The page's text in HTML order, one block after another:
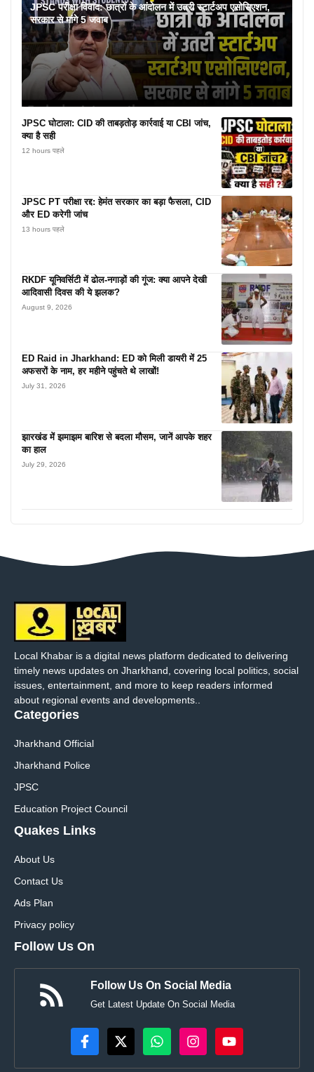
JPSC परीक्षा विवाद: छात्रों के आंदोलन में उतरी स्टार्टअप एसोसिएशन,
सरकार से मांगे 5 जवाब
JPSC घोटाला: CID की ताबड़तोड़ कार्रवाई या CBI जांच,
क्या है सही
12 hours पहले
JPSC PT परीक्षा रद्द: हेमंत सरकार का बड़ा फैसला, CID
और ED करेगी जांच
13 hours पहले
RKDF यूनिवर्सिटी में ढोल-नगाड़ों की गूंज: क्या आपने देखी
आदिवासी दिवस की ये झलक?
August 9, 2026
ED Raid in Jharkhand: ED को मिली डायरी में 25
अफसरों के नाम, हर महीने पहुंचते थे लाखों!
July 31, 2026
झारखंड में झमाझम बारिश से बदला मौसम, जानें आपके शहर
का हाल
July 29, 2026
Local Khabar is a digital news platform dedicated to delivering
timely news updates on Jharkhand, covering local politics, social
issues, entertainment, and more to keep readers informed
about regional events and developments..
Categories
Jharkhand Official
Jharkhand Police
JPSC
Education Project Council
Quakes Links
About Us
Contact Us
Ads Plan
Privacy policy
Follow Us On
Follow Us On Social Media
Get Latest Update On Social Media